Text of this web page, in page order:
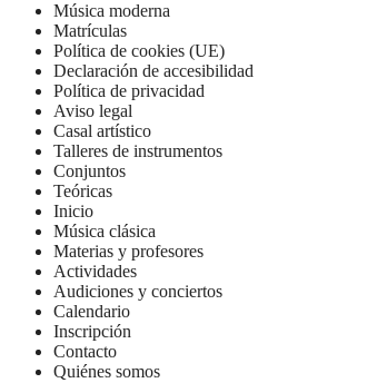
Música moderna
Matrículas
Política de cookies (UE)
Declaración de accesibilidad
Política de privacidad
Aviso legal
Casal artístico
Talleres de instrumentos
Conjuntos
Teóricas
Inicio
Música clásica
Materias y profesores
Actividades
Audiciones y conciertos
Calendario
Inscripción
Contacto
Quiénes somos